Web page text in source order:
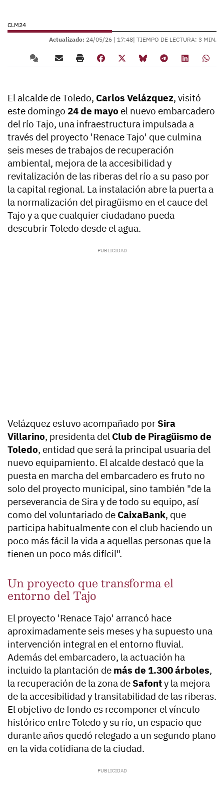
CLM24
Actualizado: 24/05/26 | 17:48| TIEMPO DE LECTURA: 3 MIN.
El alcalde de Toledo, Carlos Velázquez, visitó
este domingo 24 de mayo el nuevo embarcadero
del río Tajo, una infraestructura impulsada a
través del proyecto 'Renace Tajo' que culmina
seis meses de trabajos de recuperación
ambiental, mejora de la accesibilidad y
revitalización de las riberas del río a su paso por
la capital regional. La instalación abre la puerta a
la normalización del piragüismo en el cauce del
Tajo y a que cualquier ciudadano pueda
descubrir Toledo desde el agua.
Velázquez estuvo acompañado por Sira
Villarino, presidenta del Club de Piragüismo de
Toledo, entidad que será la principal usuaria del
nuevo equipamiento. El alcalde destacó que la
puesta en marcha del embarcadero es fruto no
solo del proyecto municipal, sino también "de la
perseverancia de Sira y de todo su equipo, así
como del voluntariado de CaixaBank, que
participa habitualmente con el club haciendo un
poco más fácil la vida a aquellas personas que la
tienen un poco más difícil".
Un proyecto que transforma el
entorno del Tajo
El proyecto 'Renace Tajo' arrancó hace
aproximadamente seis meses y ha supuesto una
intervención integral en el entorno fluvial.
Además del embarcadero, la actuación ha
incluido la plantación de más de 1.300 árboles,
la recuperación de la zona de Safonty la mejora
de la accesibilidad y transitabilidad de las riberas.
El objetivo de fondo es recomponer el vínculo
histórico entre Toledo y su río, un espacio que
durante años quedó relegado a un segundo plano
en la vida cotidiana de la ciudad.